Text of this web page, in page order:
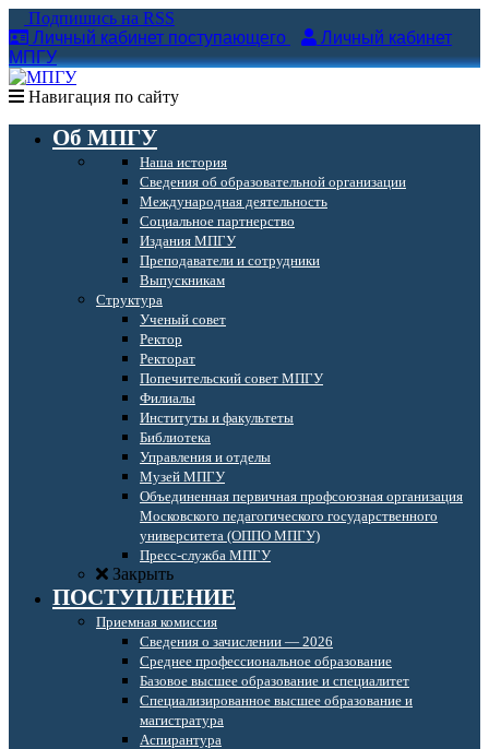
Подпишись на RSS
Личный кабинет поступающего
Личный кабинет
МПГУ
Навигация по сайту
Об МПГУ
Наша история
Сведения об образовательной организации
Международная деятельность
Социальное партнерство
Издания МПГУ
Преподаватели и сотрудники
Выпускникам
Структура
Ученый совет
Ректор
Ректорат
Попечительский совет МПГУ
Филиалы
Институты и факультеты
Библиотека
Управления и отделы
Музей МПГУ
Объединенная первичная профсоюзная организация
Московского педагогического государственного
университета (ОППО МПГУ)
Пресс-служба МПГУ
Закрыть
ПОСТУПЛЕНИЕ
Приемная комиссия
Сведения о зачислении — 2026
Среднее профессиональное образование
Базовое высшее образование и специалитет
Специализированное высшее образование и
магистратура
Аспирантура